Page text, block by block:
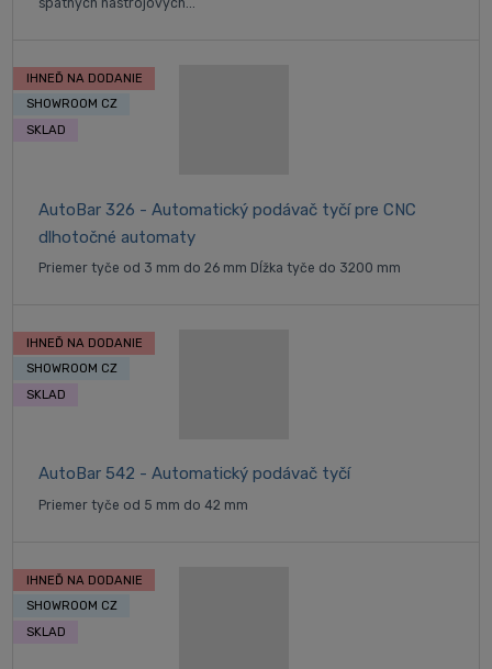
spätných nástrojových...
AutoBar 326 - Automatický podávač tyčí pre CNC
dlhotočné automaty
Priemer tyče od 3 mm do 26 mm Dĺžka tyče do 3200 mm
IHNEĎ NA DODANIE
SHOWROOM CZ
SKLAD
AutoBar 542 - Automatický podávač tyčí
Priemer tyče od 5 mm do 42 mm
IHNEĎ NA DODANIE
SHOWROOM CZ
SKLAD
IHNEĎ NA DODANIE
SHOWROOM CZ
SKLAD